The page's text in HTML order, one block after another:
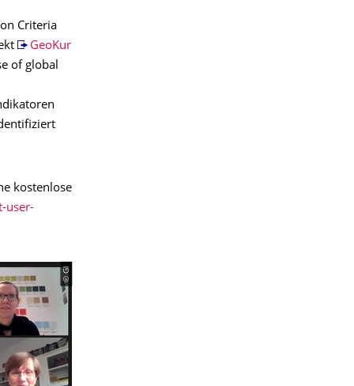
Criteria
GeoKur
of global
kostenlose
user-
© GI